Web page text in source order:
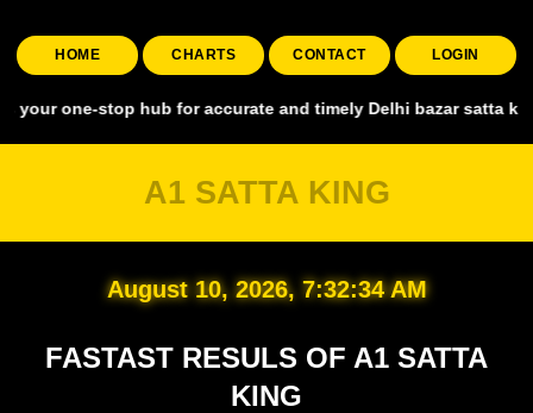
HOME CHARTS CONTACT LOGIN
stop hub for accurate and timely Delhi bazar satta king,
A1 SATTA KING
August 10, 2026, 7:32:35 AM
FASTAST RESULS OF A1 SATTA
KING